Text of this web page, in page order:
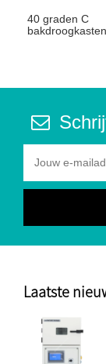
40 graden C
bakdroogkasten
Laatste